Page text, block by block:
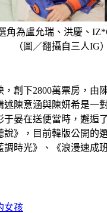
角為盧允瑞、洪慶、
（圖／翻攝自三人IG）
，創下2800萬票房，由
述陳意涵與陳妍希是一
于晏在送便當時，邂逅
》，目前韓版公開的
時光》、《浪漫速成
女孩